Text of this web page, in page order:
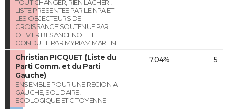
TOUT CHANGER, RIEN LACHER !
LISTE PRESENTEE PAR LE NPA ET
LES OBJECTEURS DE
CROISSANCE SOUTENUE PAR
OLIVIER BESANCENOT ET
CONDUITE PAR MYRIAM MARTIN
Christian PICQUET (Liste du
Parti Comm. et du Parti
Gauche)
ENSEMBLE POUR UNE REGION A
GAUCHE, SOLIDAIRE,
ECOLOGIQUE ET CITOYENNE
7,04% 5